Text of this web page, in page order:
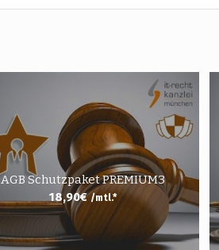
AGB Schutzpaket PREMIUM3
18,90€ /mtl.*